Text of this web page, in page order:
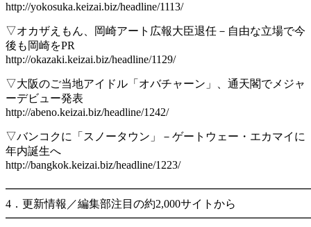
http://yokosuka.keizai.biz/headline/1113/
▽オカザえもん、岡崎アート広報大臣退任－自由な立場で今
後も岡崎をPR
http://okazaki.keizai.biz/headline/1129/
▽大阪のご当地アイドル「オバチャーン」、通天閣でメジャ
ーデビュー発表
http://abeno.keizai.biz/headline/1242/
▽バンコクに「スノータウン」－ゲートウェー・エカマイに
年内誕生へ
http://bangkok.keizai.biz/headline/1223/
4．更新情報／編集部注目の約2,000サイトから